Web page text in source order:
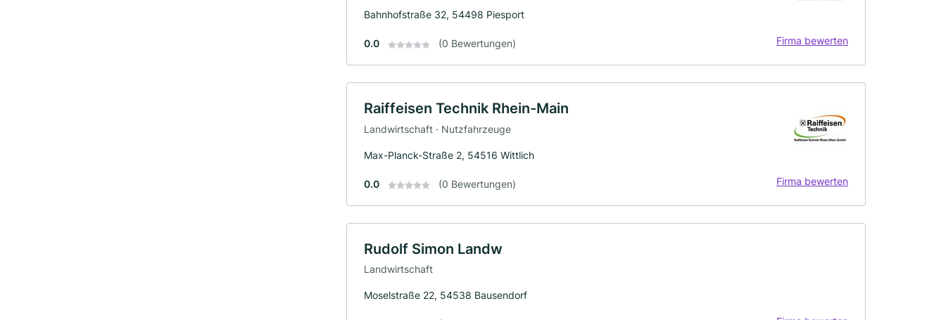
Bahnhofstraße 32, 54498 Piesport
0.0 (0 Bewertungen) Firma bewerten
Raiffeisen Technik Rhein-Main
Landwirtschaft · Nutzfahrzeuge
Max-Planck-Straße 2, 54516 Wittlich
0.0 (0 Bewertungen) Firma bewerten
Rudolf Simon Landw
Landwirtschaft
Moselstraße 22, 54538 Bausendorf